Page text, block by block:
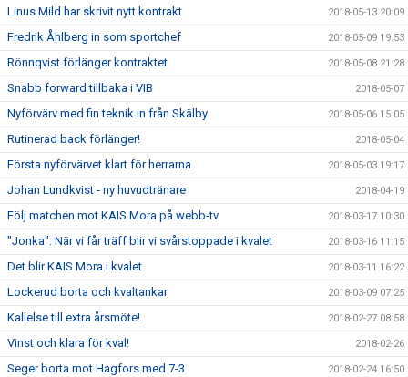
Linus Mild har skrivit nytt kontrakt 2018-05-13 20:09
Fredrik Åhlberg in som sportchef 2018-05-09 19:53
Rönnqvist förlänger kontraktet 2018-05-08 21:28
Snabb forward tillbaka i VIB 2018-05-07
Nyförvärv med fin teknik in från Skälby 2018-05-06 15:05
Rutinerad back förlänger! 2018-05-04
Första nyförvärvet klart för herrarna 2018-05-03 19:17
Johan Lundkvist - ny huvudtränare 2018-04-19
Följ matchen mot KAIS Mora på webb-tv 2018-03-17 10:30
"Jonka": När vi får träff blir vi svårstoppade i kvalet 2018-03-16 11:15
Det blir KAIS Mora i kvalet 2018-03-11 16:22
Lockerud borta och kvaltankar 2018-03-09 07:25
Kallelse till extra årsmöte! 2018-02-27 08:58
Vinst och klara för kval! 2018-02-26
Seger borta mot Hagfors med 7-3 2018-02-24 16:50